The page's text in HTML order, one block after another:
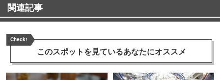
関連記事
Check!
このスポットを見ているあなたにオススメ